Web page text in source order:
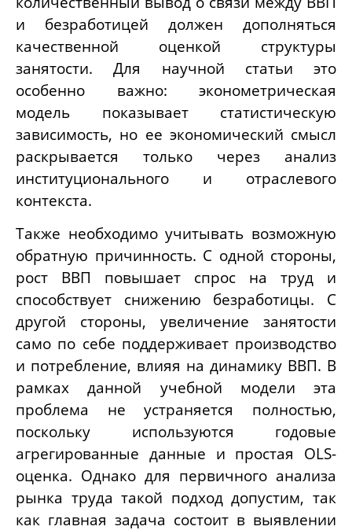
и безработицей должен дополняться
качественной оценкой структуры
занятости. Для научной статьи это
особенно важно: эконометрическая
модель показывает статистическую
зависимость, но ее экономический смысл
раскрывается только через анализ
институционального и отраслевого
контекста.
Также необходимо учитывать возможную
обратную причинность. С одной стороны,
рост ВВП повышает спрос на труд и
способствует снижению безработицы. С
другой стороны, увеличение занятости
само по себе поддерживает производство
и потребление, влияя на динамику ВВП. В
рамках данной учебной модели эта
проблема не устраняется полностью,
поскольку используются годовые
агрегированные данные и простая OLS-
оценка. Однако для первичного анализа
рынка труда такой подход допустим, так
как главная задача состоит в выявлении